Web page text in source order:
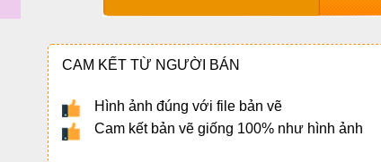
CAM KẾT TỪ NGƯỜI BÁN
Hình ảnh đúng với file bản vẽ
Cam kết bản vẽ giống 100% như hình ảnh